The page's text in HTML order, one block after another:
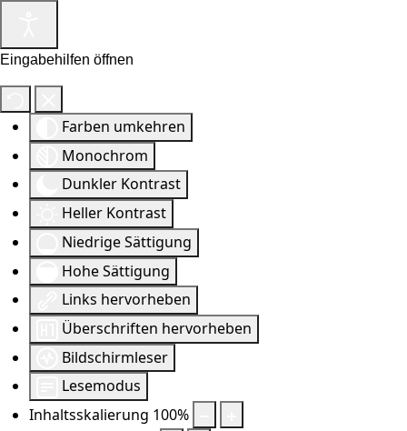
Eingabehilfen öffnen
Farben umkehren
Monochrom
Dunkler Kontrast
Heller Kontrast
Niedrige Sättigung
Hohe Sättigung
Links hervorheben
Überschriften hervorheben
Bildschirmleser
Lesemodus
Inhaltsskalierung 100%